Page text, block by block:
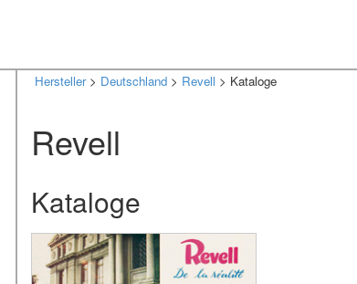
Hersteller> Deutschland > Revell > Kataloge
Revell
Kataloge